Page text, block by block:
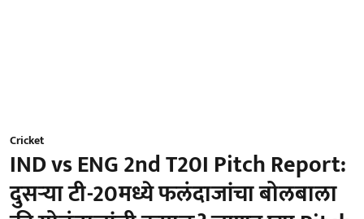
Cricket
IND vs ENG 2nd T20I Pitch Report:
दुसऱ्या टी-20मध्ये फलंदाजांचा बोलबाला